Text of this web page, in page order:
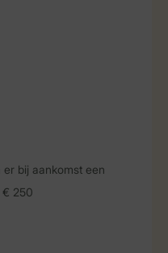
bij aankomst een
€ 250